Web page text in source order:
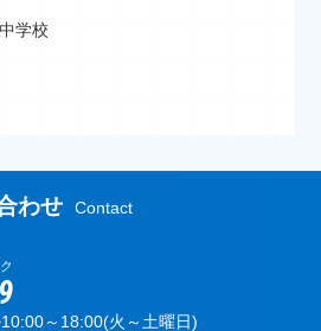
学校
わせ
Contact
～18:00(火～土曜日)